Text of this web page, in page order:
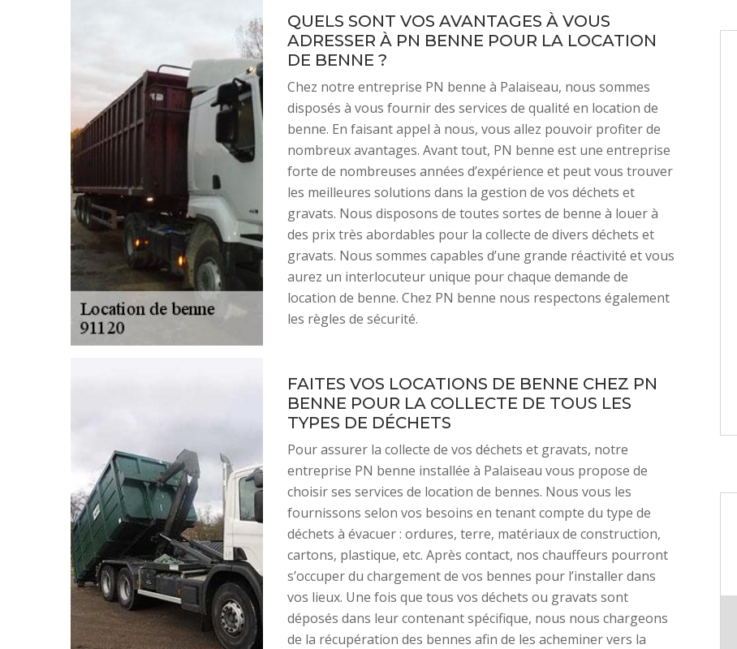
QUELS SONT VOS AVANTAGES À VOUS
ADRESSER À PN BENNE POUR LA LOCATION
DE BENNE ?
Chez notre entreprise PN benne à Palaiseau, nous sommes
disposés à vous fournir des services de qualité en location de
benne. En faisant appel à nous, vous allez pouvoir profiter de
nombreux avantages. Avant tout, PN benne est une entreprise
forte de nombreuses années d’expérience et peut vous trouver
les meilleures solutions dans la gestion de vos déchets et
gravats. Nous disposons de toutes sortes de benne à louer à
des prix très abordables pour la collecte de divers déchets et
gravats. Nous sommes capables d’une grande réactivité et vous
aurez un interlocuteur unique pour chaque demande de
location de benne. Chez PN benne nous respectons également
les règles de sécurité.
FAITES VOS LOCATIONS DE BENNE CHEZ PN
BENNE POUR LA COLLECTE DE TOUS LES
TYPES DE DÉCHETS
Pour assurer la collecte de vos déchets et gravats, notre
entreprise PN benne installée à Palaiseau vous propose de
choisir ses services de location de bennes. Nous vous les
fournissons selon vos besoins en tenant compte du type de
déchets à évacuer : ordures, terre, matériaux de construction,
cartons, plastique, etc. Après contact, nos chauffeurs pourront
s’occuper du chargement de vos bennes pour l’installer dans
vos lieux. Une fois que tous vos déchets ou gravats sont
déposés dans leur contenant spécifique, nous nous chargeons
de la récupération des bennes afin de les acheminer vers la